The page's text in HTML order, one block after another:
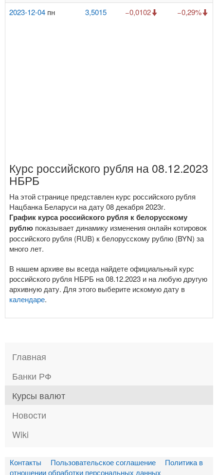
2023-12-04 пн 3,5015 −0,0102 −0,29%
Курс российского рубля на 08.12.2023
НБРБ
На этой странице представлен курс российского рубля
Нацбанка Беларуси на дату 08 декабря 2023г.
График курса российского рубля к белорусскому
рублю показывает динамику изменения онлайн котировок
российского рубля (RUB) к белорусскому рублю (BYN) за
много лет.
В нашем архиве вы всегда найдете официальный курс
российского рубля НБРБ на 08.12.2023 и на любую другую
архивную дату. Для этого выберите искомую дату в
календаре.
Главная
Банки РФ
Курсы валют
Новости
Wiki
Контакты Пользовательское соглашение
Политика в
отношении обработки персональных данных